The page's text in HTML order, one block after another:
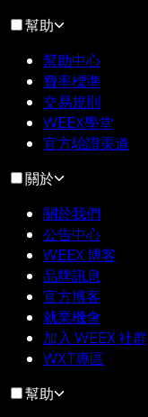
幫助
幫助中心
費率標準
交易規則
WEEX學堂
官方驗證渠道
關於
關於我們
公告中心
WEEX 博客
品牌訊息
官方博客
就業機會
加入 WEEX 社群
WXT專區
幫助